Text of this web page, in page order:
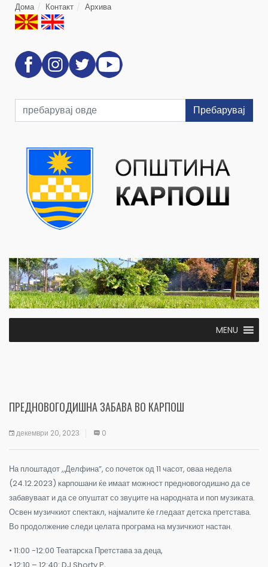
Дома Контакт Архива
Пребарувај
MENU
ПРЕДНОВОГОДИШНА ЗАБАВА ВО КАРПОШ
декември 20, 2023 0
На плоштадот ,,Делфина”, со почеток од 11 часот, оваа недела
(24.12.2023) карпошани ќе имаат можност предновогодишно да се
забавуваат и да се опуштат со звуците на народната и поп музиката.
Освен музичкиот спектакл, најмалите ќе гледаат детска претстава.
Во продолжение следи целата програма на музичкиот настан.
• 11:00 -12:00 Театарска Претстава за деца,
• 12:10 – 12:40: DJ Shorty P,